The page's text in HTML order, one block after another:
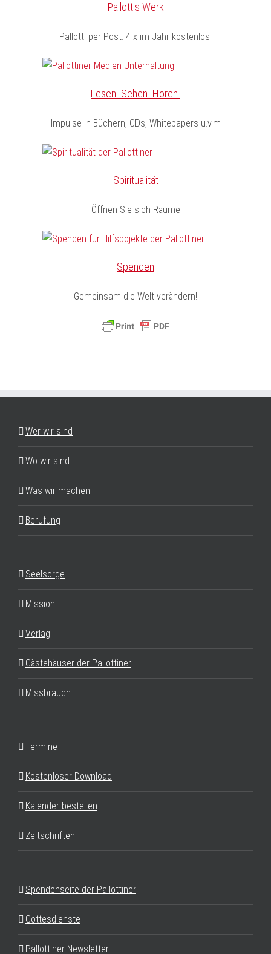
Pallottis Werk
Pallotti per Post: 4 x im Jahr kostenlos!
Lesen. Sehen. Hören.
Impulse in Büchern, CDs, Whitepapers u.v.m
Spiritualität
Öffnen Sie sich Räume
Spenden
Gemeinsam die Welt verändern!
Wer wir sind
Wo wir sind
Was wir machen
Berufung
Seelsorge
Mission
Verlag
Gästehäuser der Pallottiner
Missbrauch
Termine
Kostenloser Download
Kalender bestellen
Zeitschriften
Spendenseite der Pallottiner
Gottesdienste
Pallottiner Newsletter